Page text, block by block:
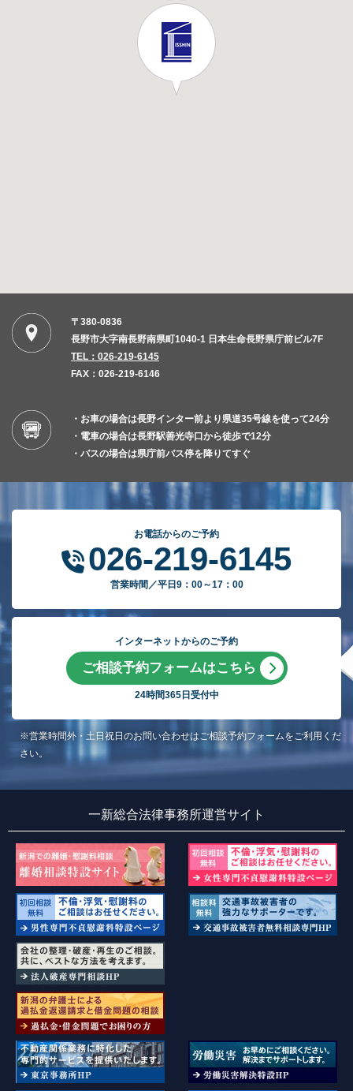
〒380-0836
長野市大字南長野南県町1040-1 日本生命長野県庁前ビル7F
TEL：026-219-6145
FAX：026-219-6146
・お車の場合は長野インター前より県道35号線を使って24分
・電車の場合は長野駅善光寺口から徒歩で12分
・バスの場合は県庁前バス停を降りてすぐ
お電話からのご予約
026-219-6145
営業時間／平日9：00～17：00
インターネットからのご予約
ご相談予約フォームはこちら
24時間365日受付中
※営業時間外・土日祝日のお問い合わせはご相談予約フォームをご利用くだ
さい。
一新総合法律事務所運営サイト